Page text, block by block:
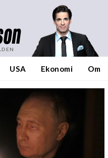
USA Ekonomi Om